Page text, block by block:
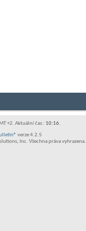
+2. Aktuální čas : 10:16.
verze 4.2.5
Inc. Všechna práva vyhrazena.